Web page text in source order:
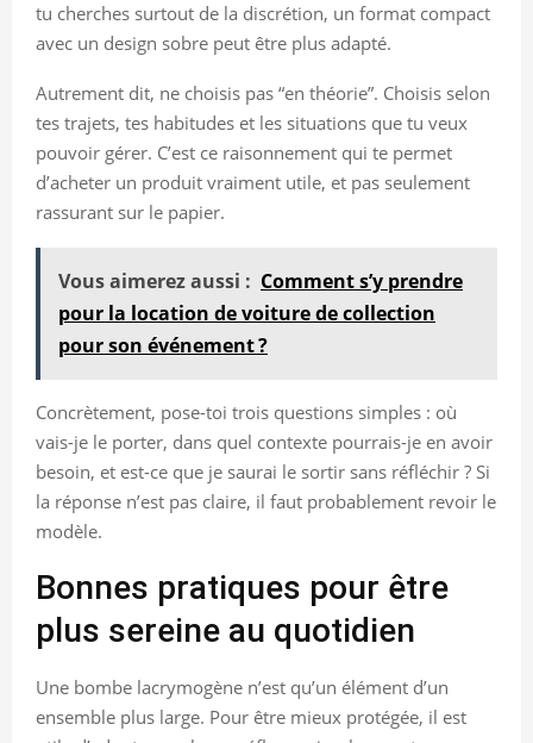
tu cherches surtout de la discrétion, un format compact
avec un design sobre peut être plus adapté.
Autrement dit, ne choisis pas “en théorie”. Choisis selon
tes trajets, tes habitudes et les situations que tu veux
pouvoir gérer. C’est ce raisonnement qui te permet
d’acheter un produit vraiment utile, et pas seulement
rassurant sur le papier.
Vous aimerez aussi : Comment s’y prendre
pour la location de voiture de collection
pour son événement ?
Concrètement, pose-toi trois questions simples : où
vais-je le porter, dans quel contexte pourrais-je en avoir
besoin, et est-ce que je saurai le sortir sans réfléchir ? Si
la réponse n’est pas claire, il faut probablement revoir le
modèle.
Bonnes pratiques pour être
plus sereine au quotidien
Une bombe lacrymogène n’est qu’un élément d’un
ensemble plus large. Pour être mieux protégée, il est